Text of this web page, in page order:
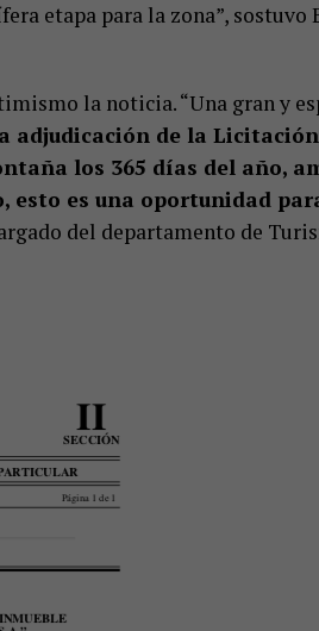
etapa para la zona”, sostuvo
la noticia. “Una gran y
adjudicación de la
los 365 días del año,
es una oportunidad
del departamento de